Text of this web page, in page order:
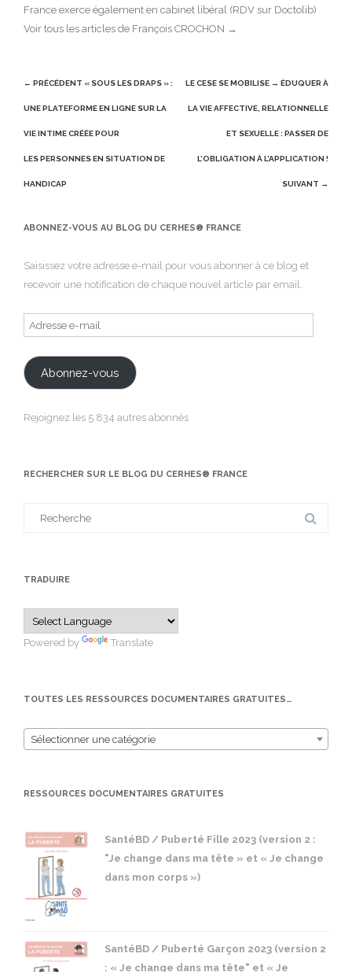
France exerce également en cabinet libéral (RDV sur Doctolib)
Voir tous les articles de François CROCHON →
Post
navigation
← PRÉCÉDENT « SOUS LES DRAPS » :
UNE PLATEFORME EN LIGNE SUR LA
VIE INTIME CRÉÉE POUR
LES PERSONNES EN SITUATION DE
HANDICAP
LE CESE SE MOBILISE → ÉDUQUER À
LA VIE AFFECTIVE, RELATIONNELLE
ET SEXUELLE : PASSER DE
L’OBLIGATION À L’APPLICATION !
SUIVANT →
ABONNEZ-VOUS AU BLOG DU CERHES® FRANCE
Saisissez votre adresse e-mail pour vous abonner à ce blog et
recevoir une notification de chaque nouvel article par email.
Adresse
e-
mail
Abonnez-vous
Rejoignez les 5 834 autres abonnés
RECHERCHER SUR LE BLOG DU CERHES® FRANCE
TRADUIRE
Powered by Translate
TOUTES LES RESSOURCES DOCUMENTAIRES GRATUITES…
Sélectionner une catégorie
RESSOURCES DOCUMENTAIRES GRATUITES
SantéBD / Puberté Fille 2023 (version 2 :
"Je change dans ma tête » et « Je change
dans mon corps »)
SantéBD / Puberté Garçon 2023 (version 2
: « Je change dans ma tête" et « Je